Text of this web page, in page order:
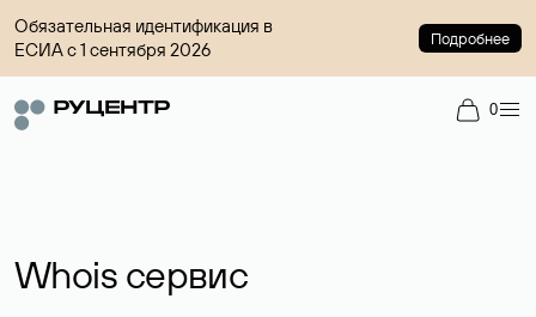
Обязательная идентификация в
ЕСИА с 1 сентября 2026
Подробнее
0
Whois сервис